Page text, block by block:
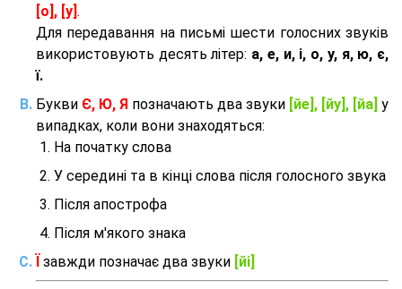
[о], [у] .
Для передавання на письмі шести голосних звуків
використовують десять літер: а, е, и, і, о, у, я, ю, є,
ї.
Букви Є, Ю, Я позначають два звуки [йе], [йу], [йа] у
випадках, коли вони знаходяться:
На початку слова
У середині та в кінці слова після голосного звука
Після апострофа
Після м'якого знака
завжди позначає два звуки [йі]